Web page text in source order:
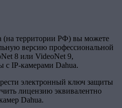
(на территории РФ) вы можете
версию профессиональной
8 или VideoNet 9,
с IP-камерами Dahua.
электронный ключ защиты
лицензию эквивалентно
Dahua.